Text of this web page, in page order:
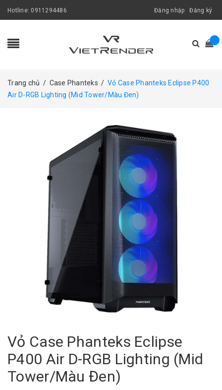
Hotline: 0911294486 Đăng nhập Đăng ký
Trang chủ / Case Phanteks / Vỏ Case Phanteks Eclipse P400
Air D-RGB Lighting (Mid Tower/Màu Đen)
Vỏ Case Phanteks Eclipse
P400 Air D-RGB Lighting (Mid
Tower/Màu Đen)